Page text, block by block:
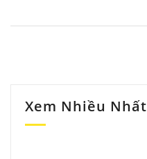
Xem Nhiều Nhất